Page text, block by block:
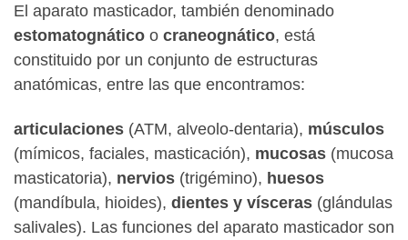
El aparato masticador, también denominado
estomatognático o craneognático, está
constituido por un conjunto de estructuras
anatómicas, entre las que encontramos:
articulaciones (ATM, alveolo-dentaria), músculos
(mímicos, faciales, masticación), mucosas (mucosa
masticatoria), nervios (trigémino), huesos
(mandíbula, hioides), dientes y vísceras (glándulas
salivales). Las funciones del aparato masticador son